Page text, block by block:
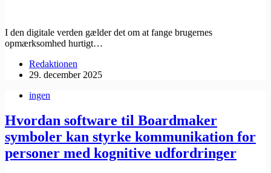
I den digitale verden gælder det om at fange brugernes
opmærksomhed hurtigt…
Redaktionen
29. december 2025
ingen
Hvordan software til Boardmaker
symboler kan styrke kommunikation for
personer med kognitive udfordringer